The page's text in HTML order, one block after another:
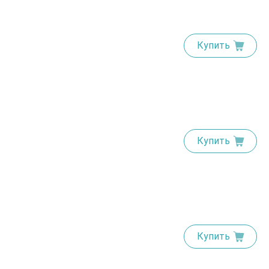
Купить
Купить
Купить